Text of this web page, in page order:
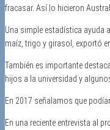
fracasar. Así lo hicieron
Una simple estadística ayuda
maíz, trigo y girasol, exportó
También es importante
hijos a la universidad y
En 2017 señalamos que
En una reciente entrevista al